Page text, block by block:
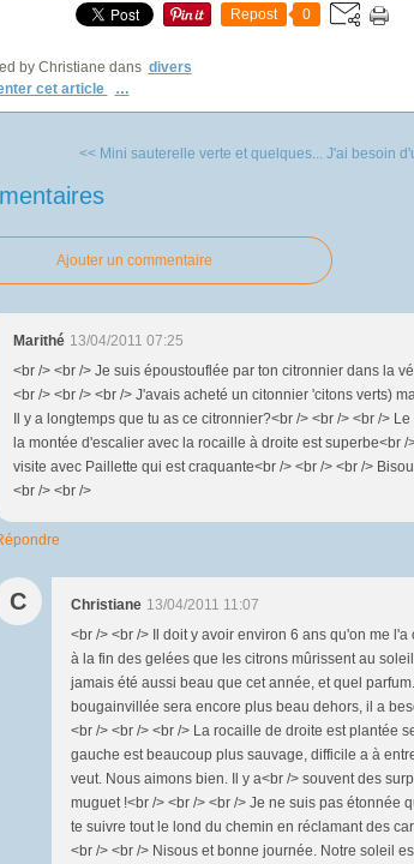
Repost 0
by Christiane dans divers
cet article
…
<< Mini sauterelle verte et quelques... J'ai besoin
Ajouter un commentaire
Marithé 13/04/2011 07:25
<br /> <br /> Je suis époustouflée par ton citronnier dans la
<br /> <br /> <br /> J'avais acheté un citonnier 'citons verts)
Il y a longtemps que tu as ce citronnier?<br /> <br /> <br />
la montée d'escalier avec la rocaille à droite est superbe<br /
visite avec Paillette qui est craquante<br /> <br /> <br />
<br /> <br />
C Christiane 13/04/2011 11:07
<br /> <br /> Il doit y avoir environ 6 ans qu'on me
à la fin des gelées que les citrons mûrissent au
jamais été aussi beau que cet année, et quel
bougainvillée sera encore plus beau dehors, il a
<br /> <br /> <br /> La rocaille de droite est plantée
gauche est beaucoup plus sauvage, difficile a à
veut. Nous aimons bien. Il y a<br /> souvent des
muguet !<br /> <br /> <br /> Je ne suis pas étonnée
te suivre tout le lond du chemin en réclamant des
<br /> <br /> Nisous et bonne journée. Notre soleil